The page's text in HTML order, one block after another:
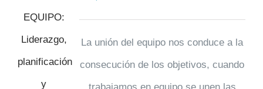
La unión del equipo nos conduce a la
consecución de los objetivos, cuando